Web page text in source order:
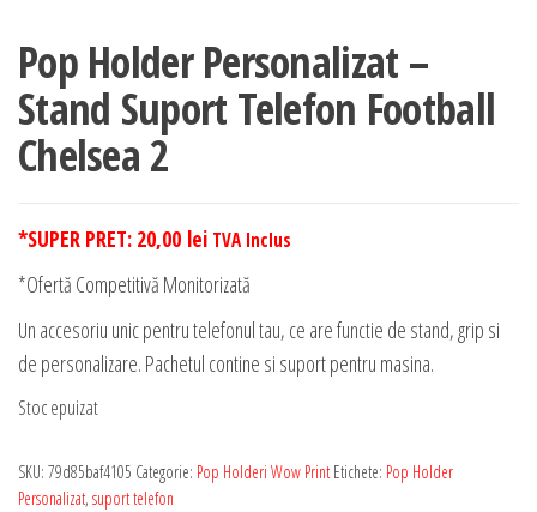
Pop Holder Personalizat –
Stand Suport Telefon Football
Chelsea 2
*SUPER PRET: 20,00 lei TVA Inclus
*Ofertă Competitivă Monitorizată
Un accesoriu unic pentru telefonul tau, ce are functie de stand, grip si
de personalizare. Pachetul contine si suport pentru masina.
Stoc epuizat
SKU: 79d85baf4105 Categorie: Pop Holderi Wow Print Etichete: Pop Holder
Personalizat, suport telefon